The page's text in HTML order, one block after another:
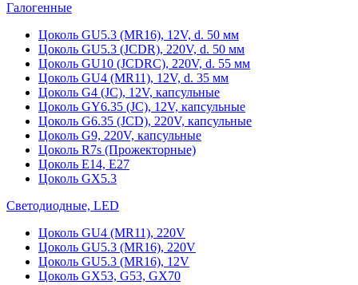
Галогенные
Цоколь GU5.3 (MR16), 12V, d. 50 мм
Цоколь GU5.3 (JCDR), 220V, d. 50 мм
Цоколь GU10 (JCDRC), 220V, d. 55 мм
Цоколь GU4 (MR11), 12V, d. 35 мм
Цоколь G4 (JC), 12V, капсульные
Цоколь GY6.35 (JC), 12V, капсульные
Цоколь G6.35 (JCD), 220V, капсульные
Цоколь G9, 220V, капсульные
Цоколь R7s (Прожекторные)
Цоколь E14, E27
Цоколь GX5.3
Светодиодные, LED
Цоколь GU4 (MR11), 220V
Цоколь GU5.3 (MR16), 220V
Цоколь GU5.3 (MR16), 12V
Цоколь GX53, G53, GX70